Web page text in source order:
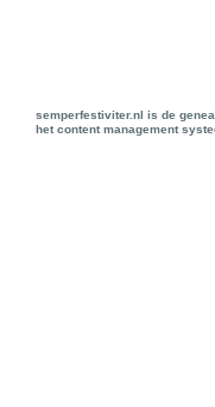
semperfestiviter.nl is de
het content management